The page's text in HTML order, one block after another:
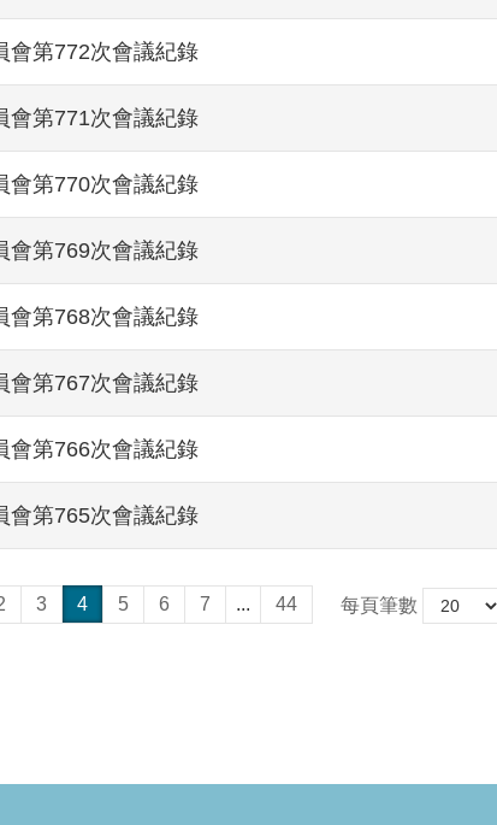
會第772次會議紀錄
會第771次會議紀錄
會第770次會議紀錄
會第769次會議紀錄
會第768次會議紀錄
會第767次會議紀錄
會第766次會議紀錄
會第765次會議紀錄
3 4 5 6 7 ... 44 每頁筆數